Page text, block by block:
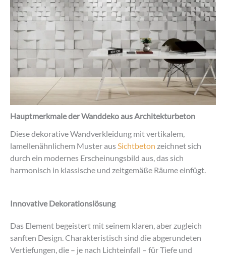
Hauptmerkmale der Wanddeko aus Architekturbeton
Diese dekorative Wandverkleidung mit vertikalem,
lamellenähnlichem Muster ausSichtbeton zeichnet sich
durch ein modernes Erscheinungsbild aus, das sich
harmonisch in klassische und zeitgemäße Räume einfügt.
Innovative Dekorationslösung
Das Element begeistert mit seinem klaren, aber zugleich
sanften Design. Charakteristisch sind die abgerundeten
Vertiefungen, die – je nach Lichteinfall – für Tiefe und